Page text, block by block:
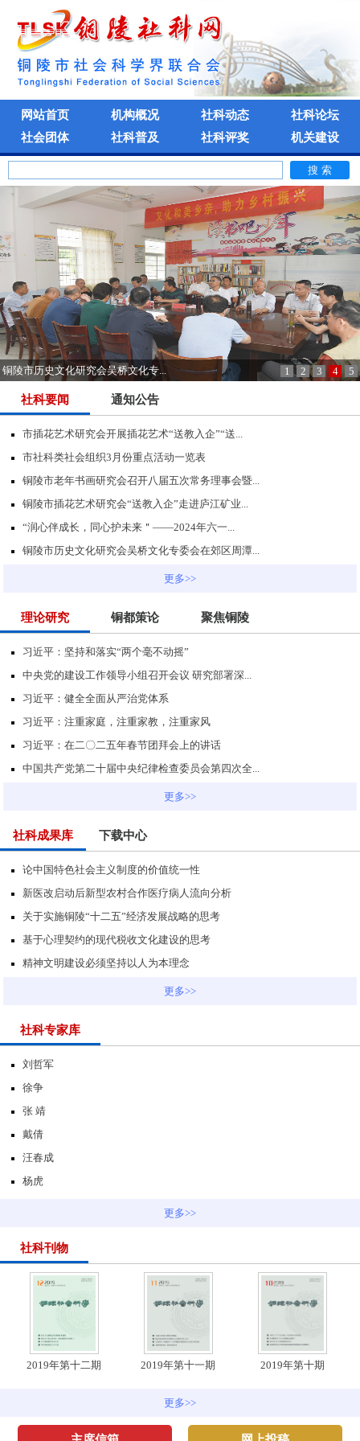
网站首页 机构概况 社科动态
社科论坛
社会团体
社科普及 社科评奖 机关建设
铜陵市历史文化研究会吴桥文化专... 1 2 3 4 5
社科要闻 通知公告
市插花艺术研究会开展插花艺术“送教入企”“送...
市社科类社会组织3月份重点活动一览表
铜陵市老年书画研究会召开八届五次常务理事会暨...
铜陵市插花艺术研究会“送教入企”走进庐江矿业...
“润心伴成长，同心护未来＂——2024年六一...
铜陵市历史文化研究会吴桥文化专委会在郊区周潭...
更多>>
理论研究 铜都策论 聚焦铜陵
习近平：坚持和落实“两个毫不动摇”
中央党的建设工作领导小组召开会议 研究部署深...
习近平：健全全面从严治党体系
习近平：注重家庭，注重家教，注重家风
习近平：在二〇二五年春节团拜会上的讲话
中国共产党第二十届中央纪律检查委员会第四次全...
更多>>
社科成果库 下载中心
论中国特色社会主义制度的价值统一性
新医改启动后新型农村合作医疗病人流向分析
关于实施铜陵“十二五”经济发展战略的思考
基于心理契约的现代税收文化建设的思考
精神文明建设必须坚持以人为本理念
更多>>
社科专家库
刘哲军
徐争
张 靖
戴倩
汪春成
杨虎
更多>>
社科刊物
2019年第十二期 2019年第十一期 2019年第十期
更多>>